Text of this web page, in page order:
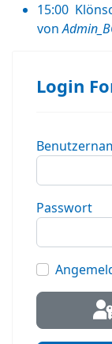
15:00
von
Login
Passwort